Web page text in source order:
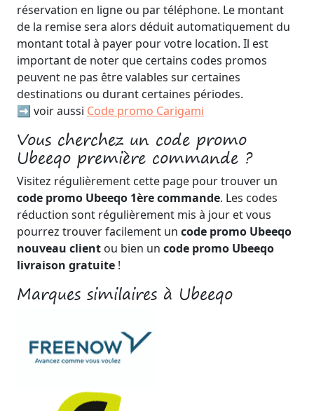
réservation en ligne ou par téléphone. Le montant
de la remise sera alors déduit automatiquement du
montant total à payer pour votre location. Il est
important de noter que certains codes promos
peuvent ne pas être valables sur certaines
destinations ou durant certaines périodes.
➡️ voir aussi Code promo Carigami
Vous cherchez un code promo
Ubeeqo première commande ?
Visitez régulièrement cette page pour trouver un
code promo Ubeeqo 1ère commande. Les codes
réduction sont régulièrement mis à jour et vous
pourrez trouver facilement un code promo Ubeeqo
nouveau client ou bien un code promo Ubeeqo
livraison gratuite !
Marques similaires à Ubeeqo